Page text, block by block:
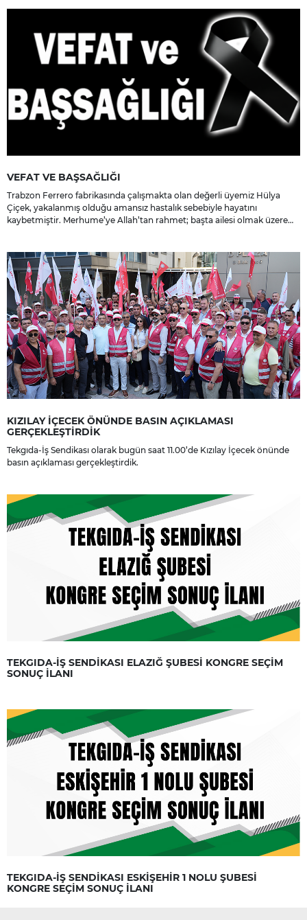
VEFAT VE BAŞSAĞLIĞI
Trabzon Ferrero fabrikasında çalışmakta olan değerli üyemiz Hülya
Çiçek, yakalanmış olduğu amansız hastalık sebebiyle hayatını
kaybetmiştir. Merhume’ye Allah’tan rahmet; başta ailesi olmak üzere
KIZILAY İÇECEK ÖNÜNDE BASIN AÇIKLAMASI
GERÇEKLEŞTİRDİK
Tekgıda-İş Sendikası olarak bugün saat 11.00’de Kızılay İçecek önünde
basın açıklaması gerçekleştirdik.
TEKGIDA-İŞ SENDİKASI ELAZIĞ ŞUBESİ KONGRE SEÇİM
SONUÇ İLANI
TEKGIDA-İŞ SENDİKASI ESKİŞEHİR 1 NOLU ŞUBESİ
KONGRE SEÇİM SONUÇ İLANI